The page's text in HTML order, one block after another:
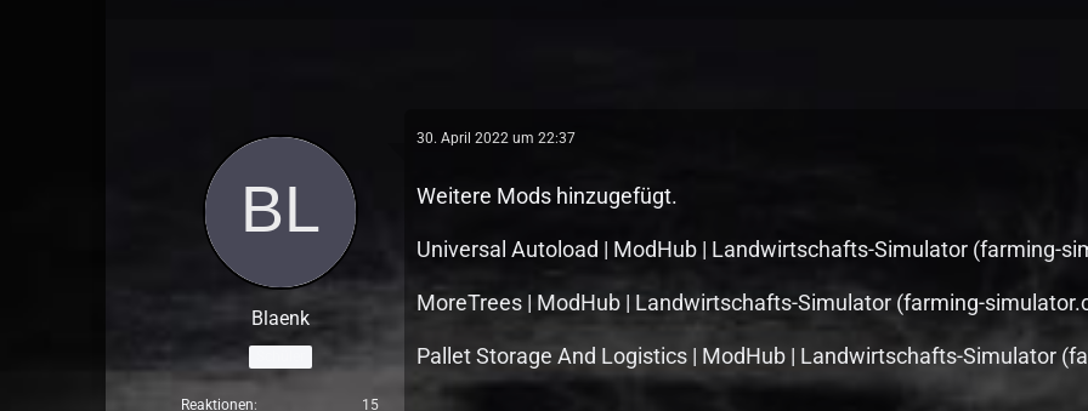
Blaenk
Reaktionen
15
30. April 2022 um 22:37
Weitere Mods hinzugefügt.
Universal Autoload | ModHub | Landwirtschafts-Simulator (farming-
MoreTrees | ModHub | Landwirtschafts-Simulator (farming-
Pallet Storage And Logistics | ModHub | Landwirtschafts-Simulator